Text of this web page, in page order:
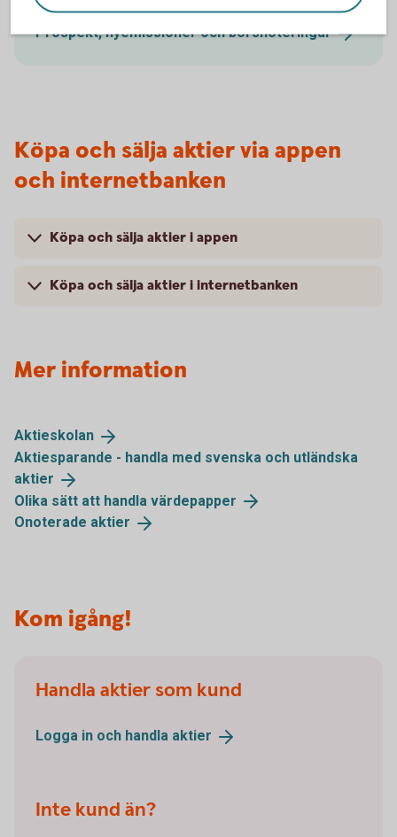
Prospekt, nyemissioner ochbörsnoteringar
Köpa och sälja aktier via appen
och internetbanken
Köpa och sälja aktier i appen
Köpa och sälja aktier i internetbanken
Mer information
Aktieskolan
Aktiesparande - handla med svenska och utländska
aktier
Olika sätt att handla värdepapper
Onoterade aktier
Kom igång!
Handla aktier som kund
Logga in och handla aktier
Inte kund än?